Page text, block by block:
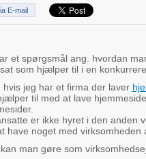
E-mail
et spørgsmål ang. hvordan
som hjælper til i en
hvis jeg har et firma der laver
til med at lave
er ikke hyret i den anden
have noget med virksomheden
man gøre som